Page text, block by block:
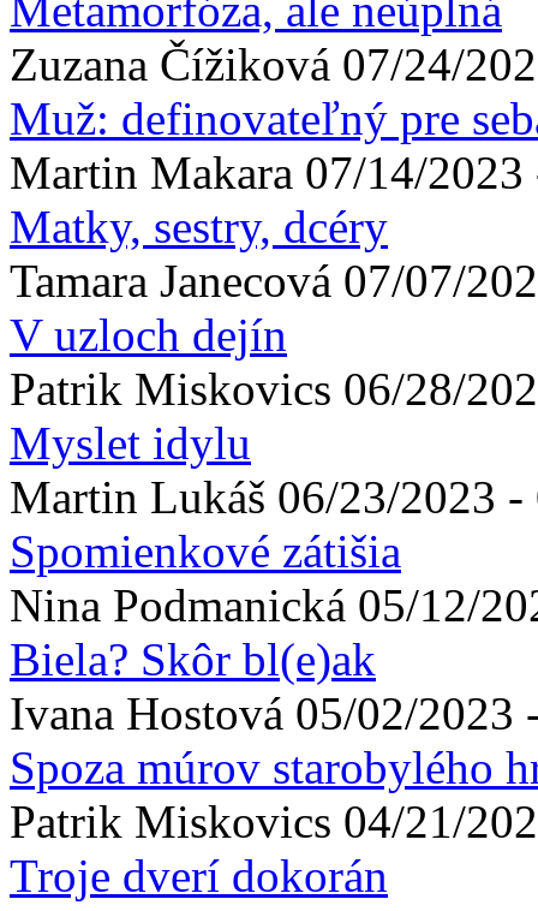
Zuzana Čížiková 07/24/
Muž: definovateľný pre
Martin Makara 07/14/2023
Matky, sestry, dcéry
Tamara Janecová 07/07/
V uzloch dejín
Patrik Miskovics 06/28/
Myslet idylu
Martin Lukáš 06/23/2023 -
Spomienkové zátišia
Nina Podmanická 05/12/
Biela? Skôr bl(e)ak
Ivana Hostová 05/02/2023
Spoza múrov starobylého
Patrik Miskovics 04/21/
Troje dverí dokorán